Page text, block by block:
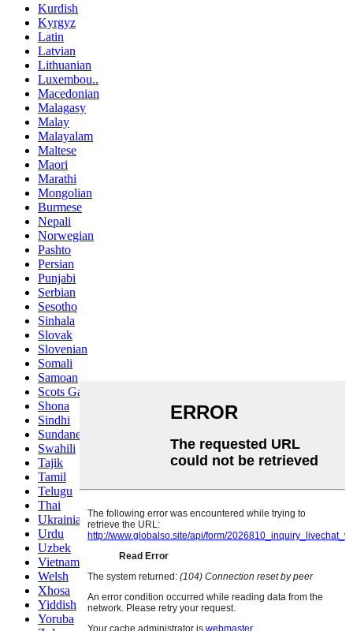
Kurdish
Kyrgyz
Latin
Latvian
Lithuanian
Luxembou..
Macedonian
Malagasy
Malay
Malayalam
Maltese
Maori
Marathi
Mongolian
Burmese
Nepali
Norwegian
Pashto
Persian
Punjabi
Serbian
Sesotho
Sinhala
Slovak
Slovenian
Somali
Samoan
Scots Gaelic
Shona
Sindhi
Sundanese
Swahili
Tajik
Tamil
Telugu
Thai
Ukrainian
Urdu
Uzbek
Vietnamese
Welsh
Xhosa
Yiddish
Yoruba